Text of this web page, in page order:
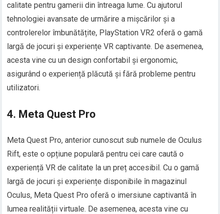
calitate pentru gamerii din întreaga lume. Cu ajutorul
tehnologiei avansate de urmărire a mișcărilor și a
controlerelor îmbunătățite, PlayStation VR2 oferă o gamă
largă de jocuri și experiențe VR captivante. De asemenea,
acesta vine cu un design confortabil și ergonomic,
asigurând o experiență plăcută și fără probleme pentru
utilizatori.
4. Meta Quest Pro
Meta Quest Pro, anterior cunoscut sub numele de Oculus
Rift, este o opțiune populară pentru cei care caută o
experiență VR de calitate la un preț accesibil. Cu o gamă
largă de jocuri și experiențe disponibile în magazinul
Oculus, Meta Quest Pro oferă o imersiune captivantă în
lumea realității virtuale. De asemenea, acesta vine cu